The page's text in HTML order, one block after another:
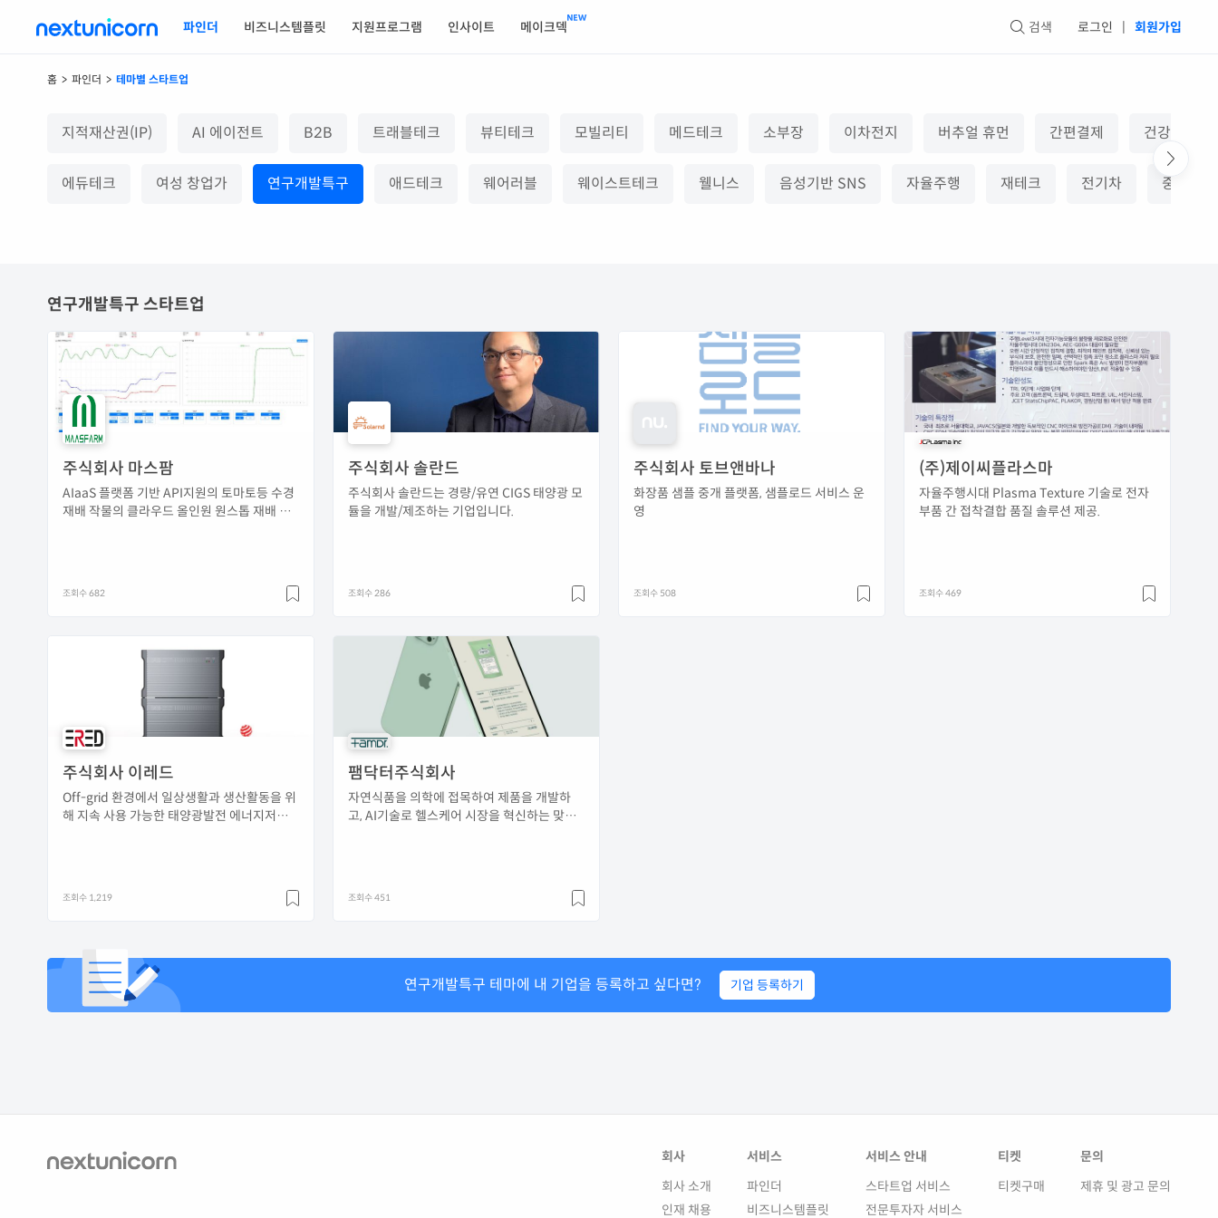
파인더 비즈니스템플릿 지원프로그램 인사이트 메이크덱 검색 로그인 회원가입
홈 > 파인더 > 테마별 스타트업
지적재산권(IP) AI 에이전트 B2B 트래블테크 뷰티테크 모빌리티 메드테크 소부장 이차전지 버추얼 휴먼 간편결제 건강기능식
에듀테크 여성 창업가 연구개발특구 애드테크 웨어러블 웨이스트테크 웰니스 음성기반 SNS 자율주행 재테크 전기차 중고거래
연구개발특구 스타트업
주식회사 마스팜
AIaaS 플랫폼 기반 API지원의 토마토등 수경
재배 작물의 클라우드 올인원 원스톱 재배 규
조회수 682
주식회사 솔란드
주식회사 솔란드는 경량/유연 CIGS 태양광 모
듈을 개발/제조하는 기업입니다.
조회수 286
주식회사 토브앤바나
화장품 샘플 중개 플랫폼, 샘플로드 서비스 운
영
조회수 508
(주)제이씨플라스마
자율주행시대 Plasma Texture 기술로 전자
부품 간 접착결합 품질 솔루션 제공.
조회수 469
주식회사 이레드
Off-grid 환경에서 일상생활과 생산활동을 위
해 지속 사용 가능한 태양광발전 에너지저장
조회수 1,219
팸닥터주식회사
자연식품을 의학에 접목하여 제품을 개발하
고, AI기술로 헬스케어 시장을 혁신하는 맞춤
조회수 451
연구개발특구 테마에 내 기업을 등록하고 싶다면? 기업 등록하기
회사
회사 소개
인재 채용
서비스
파인더
비즈니스템플릿
서비스 안내
스타트업 서비스
전문투자자 서비스
티켓
티켓구매
문의
제휴 및 광고 문의